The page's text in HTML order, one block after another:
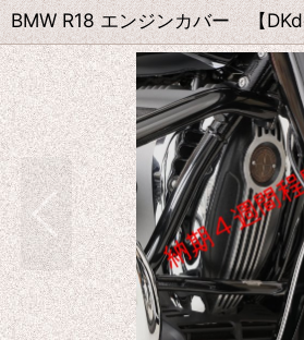
BMW R18 エンジンカバー 【